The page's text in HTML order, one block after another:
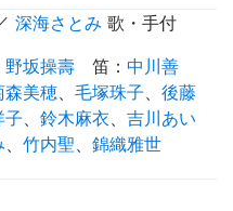
深海さとみ 歌・手付
野坂操壽 笛 ： 中川善
森美穂、 毛塚珠子、 後藤
子、 鈴木麻衣、 吉川あい
、 竹内聖、 錦織雅世